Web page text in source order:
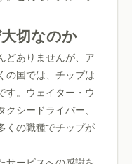
切なのか
どありませんが、ア
の国では、チップは
す。ウェイター・ウ
シードライバー、
くの職種でチップが